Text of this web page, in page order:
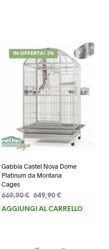
IN OFFERTA! 3%
Gabbia Castel Nova Dome
Platinum da Montana
Cages
669,90€ Il
prezzo
649,90 €Il
prezzo
AGGIUNGI AL CARRELLO